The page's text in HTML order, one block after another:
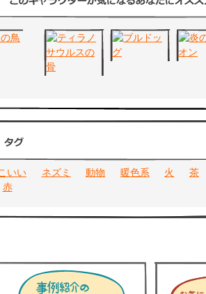
いい ネズミ 動物 暖色系 火
茶
赤